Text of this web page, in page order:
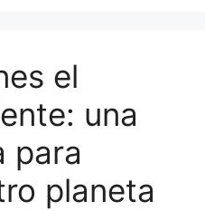
el
una
para
planeta